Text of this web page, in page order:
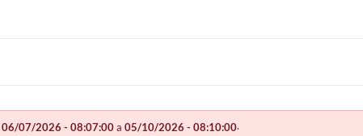
06/07/2026 - 08:07:00a 05/10/2026 - 08:10:00.